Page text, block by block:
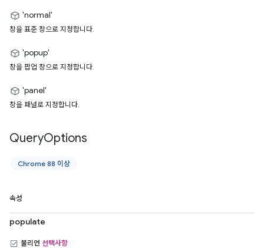
'normal'
창을 표준 창으로 지정합니다.
'popup'
창을 팝업 창으로 지정합니다.
'panel'
창을 패널로 지정합니다.
QueryOptions
Chrome 88 이상
속성
populate
불리언 선택사항